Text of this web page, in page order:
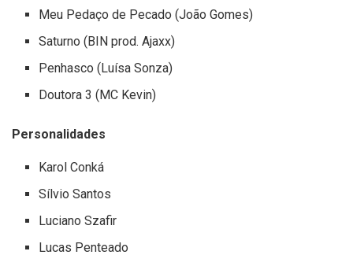
Meu Pedaço de Pecado (João Gomes)
Saturno (BIN prod. Ajaxx)
Penhasco (Luísa Sonza)
Doutora 3 (MC Kevin)
Personalidades
Karol Conká
Sílvio Santos
Luciano Szafir
Lucas Penteado